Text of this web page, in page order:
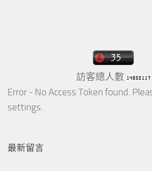
訪客總人數
Error - No Access Token found.
settings.
最新留言